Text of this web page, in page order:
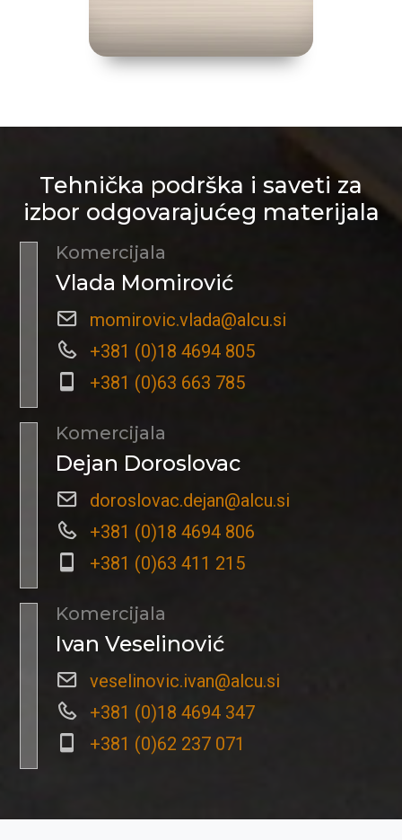
Tehnička podrška i saveti za
izbor odgovarajućeg materijala
Komercijala
Vlada Momirović
momirovic.vlada@alcu.si
+381 (0)18 4694 805
+381 (0)63 663 785
Komercijala
Dejan Doroslovac
doroslovac.dejan@alcu.si
+381 (0)18 4694 806
+381 (0)63 411 215
Komercijala
Ivan Veselinović
veselinovic.ivan@alcu.si
+381 (0)18 4694 347
+381 (0)62 237 071